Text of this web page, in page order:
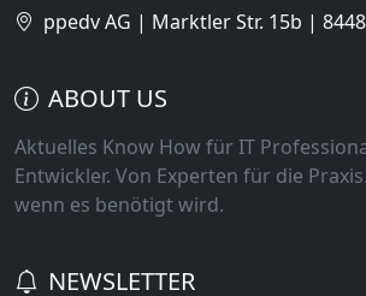
ppedv AG | Marktler Str. 15b |
ABOUT US
Aktuelles Know How für IT
Entwickler. Von Experten für die
wenn es benötigt wird.
NEWSLETTER